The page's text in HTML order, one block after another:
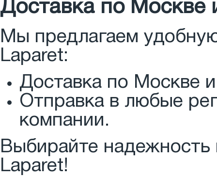
Доставка по Москве
Мы предлагаем
Laparet:
Доставка по Москве
Отправка в любые
компании.
Выбирайте надежность
Laparet!